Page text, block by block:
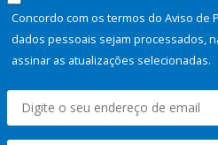
Concordo com os termos do Aviso de
dados pessoais sejam processados,
assinar as atualizações selecionadas.